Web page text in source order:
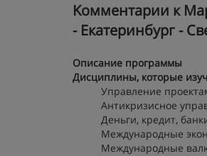
Kомментарии к
- Екатеринбург -
Описание программы
Дисциплины, которые
Управление
Антикризисное
Деньги, кредит,
Международные
Международные